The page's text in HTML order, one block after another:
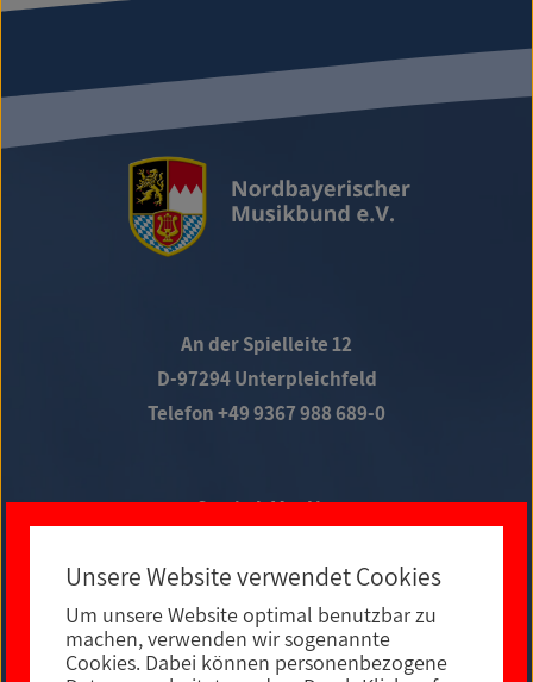
An der Spielleite 12
D-97294 Unterpleichfeld
Telefon +49 9367 988 689-0
Social Media
E-MAIL KONTAKT
Unsere Website verwendet Cookies
Um unsere Website optimal benutzbar zu
machen, verwenden wir sogenannte
Cookies. Dabei können personenbezogene